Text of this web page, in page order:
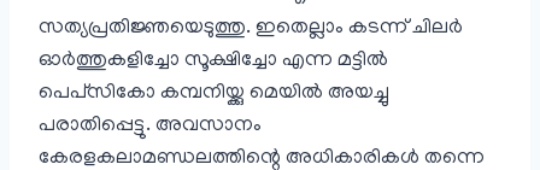
സത്യപ്രതിജ്ഞയെടുത്തു. ഇതെല്ലാം കടന്ന് ചിലർ
ഓർത്തുകളിച്ചോ സൂക്ഷിച്ചോ എന്ന മട്ടിൽ
പെപ്‌സി‌കോ കമ്പനിയ്ക്കു മെയിൽ അയച്ചു
പരാതിപ്പെട്ടു. അവസാനം
കേരളകലാമണ്ഡലത്തിന്റെ അധികാരികൾ തന്നെ